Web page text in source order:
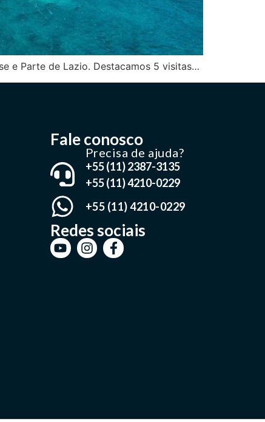
e Parte de Lazio. Destacamos 5 visitas…
Fale conosco
Precisa de ajuda?
+55 (11) 2387-3135
+55 (11) 4210-0229
+55 (11) 4210-0229
Redes sociais